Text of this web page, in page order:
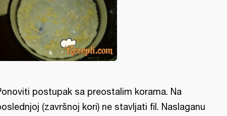
postupak sa preostalim korama. Na
(završnoj kori) ne stavljati fil. Naslaganu